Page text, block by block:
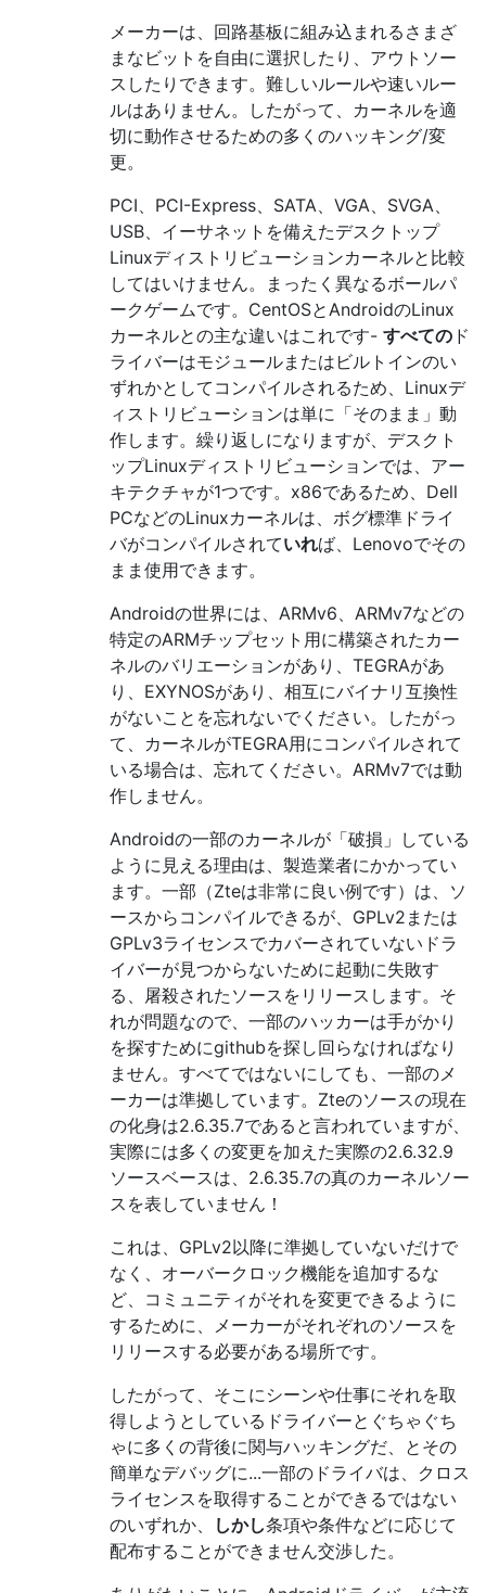
メーカーは、回路基板に組み込まれるさまざ
まなビットを自由に選択したり、アウトソー
スしたりできます。難しいルールや速いルー
ルはありません。したがって、カーネルを適
切に動作させるための多くのハッキング/変
更。
PCI、PCI-Express、SATA、VGA、SVGA、
USB、イーサネットを備えたデスクトップ
Linuxディストリビューションカーネルと比較
してはいけません。まったく異なるボールパ
ークゲームです。CentOSとAndroidのLinux
カーネルとの主な違いはこれです- すべての ド
ライバーはモジュールまたはビルトインのい
ずれかとしてコンパイルされるため、Linuxデ
ィストリビューションは単に「そのまま」動
作します。繰り返しになりますが、デスクト
ップLinuxディストリビューションでは、アー
キテクチャが1つです。x86であるため、Dell
PCなどのLinuxカーネルは、ボグ標準ドライ
バがコンパイルされていれば、Lenovoでその
まま使用できます。
Androidの世界には、ARMv6、ARMv7などの
特定のARMチップセット用に構築されたカー
ネルのバリエーションがあり、TEGRAがあ
り、EXYNOSがあり、相互にバイナリ互換性
がないことを忘れないでください。したがっ
て、カーネルがTEGRA用にコンパイルされて
いる場合は、忘れてください。ARMv7では動
作しません。
Androidの一部のカーネルが「破損」している
ように見える理由は、製造業者にかかってい
ます。一部（Zteは非常に良い例です）は、ソ
ースからコンパイルできるが、GPLv2または
GPLv3ライセンスでカバーされていないドラ
イバーが見つからないために起動に失敗す
る、屠殺されたソースをリリースします。そ
れが問題なので、一部のハッカーは手がかり
を探すためにgithubを探し回らなければなり
ません。すべてではないにしても、一部のメ
ーカーは準拠しています。Zteのソースの現在
の化身は2.6.35.7であると言われていますが、
実際には多くの変更を加えた実際の2.6.32.9
ソースベースは、2.6.35.7の真のカーネルソー
スを表していません！
これは、GPLv2以降に準拠していないだけで
なく、オーバークロック機能を追加するな
ど、コミュニティがそれを変更できるように
するために、メーカーがそれぞれのソースを
リリースする必要がある場所です。
したがって、そこにシーンや仕事にそれを取
得しようとしているドライバーとぐちゃぐち
ゃに多くの背後に関与ハッキングだ、とその
簡単なデバッグに...一部のドライバは、クロス
ライセンスを取得することができるではない
のいずれか、
しかし条項や条件などに応じて
配布することができません交渉した。